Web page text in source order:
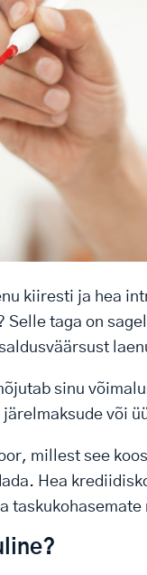
kiiresti ja hea
Selle taga on
sinu
või
millest see
Hea